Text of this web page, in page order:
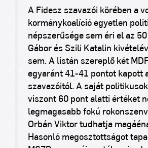
A Fidesz szavazói körében a
kormánykoalíció egyetlen
népszerűsége sem éri el az
Gábor és Szili Katalin
sem. A listán szereplő két
egyaránt 41-41 pontot kapott
szavazóitól. A saját
viszont 60 pont alatti értéket
legmagasabb fokú
Orbán Viktor tudhatja
Hasonló megosztottságot